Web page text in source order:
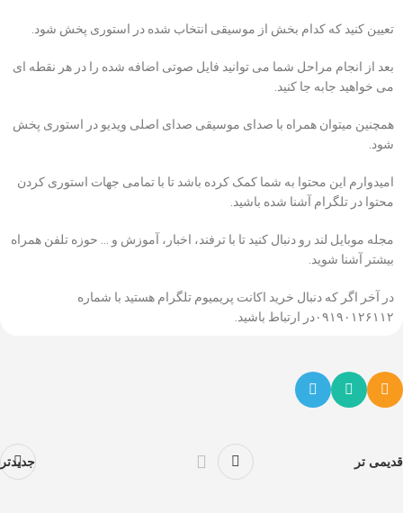
تعیین کنید که کدام بخش از موسیقی انتخاب شده در استوری پخش شود.
بعد از انجام مراحل شما می توانید فایل صوتی اضافه شده را در هر نقطه ای
می خواهید جابه جا کنید.
همچنین میتوان همراه با صدای موسیقی صدای اصلی ویدیو در استوری پخش
شود.
امیدوارم این محتوا به شما کمک کرده باشد تا با تمامی جهات استوری کردن
محتوا در تلگرام آشنا شده باشید.
مجله موبایل لند رو دنبال کنید تا با ترفند، اخبار، آموزش و … حوزه تلفن همراه
بیشتر آشنا شوید.
در آخر اگر که دنبال خرید اکانت پریمیوم تلگرام هستید با شماره
۰۹۱۹۰۱۲۶۱۱۲در ارتباط باشید.
جدیدتر قدیمی تر